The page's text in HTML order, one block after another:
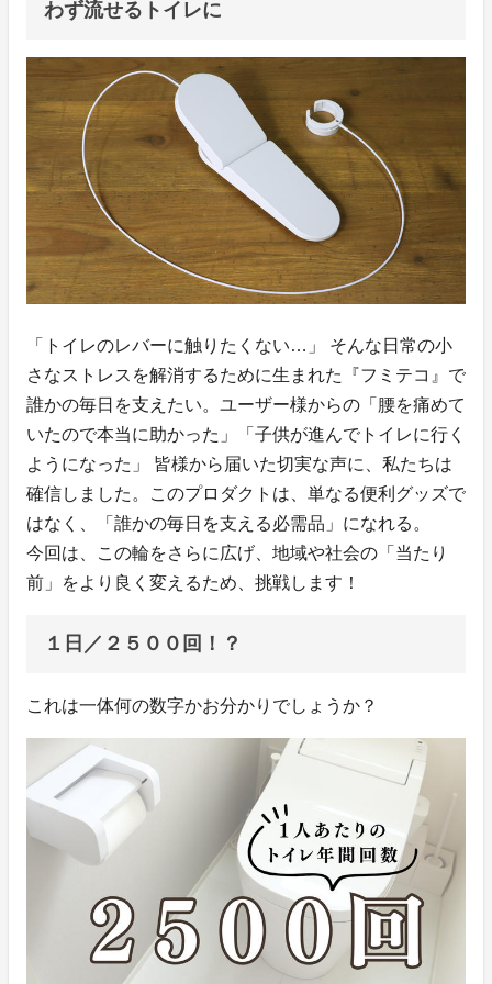
わず流せるトイレに
「トイレのレバーに触りたくない…」 そんな日常の小
さなストレスを解消するために生まれた『フミテコ』で
誰かの毎日を支えたい。ユーザー様からの「腰を痛めて
いたので本当に助かった」「子供が進んでトイレに行く
ようになった」 皆様から届いた切実な声に、私たちは
確信しました。このプロダクトは、単なる便利グッズで
はなく、「誰かの毎日を支える必需品」になれる。
今回は、この輪をさらに広げ、地域や社会の「当たり
前」をより良く変えるため、挑戦します！
１日／２５００回！？
これは一体何の数字かお分かりでしょうか？